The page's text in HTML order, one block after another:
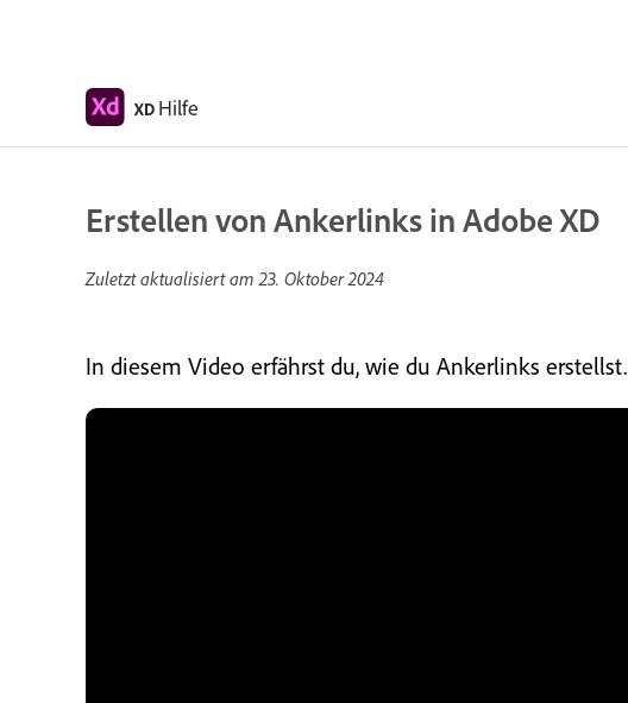
XD Hilfe
Erstellen von Ankerlinks in Adobe XD
Zuletzt aktualisiert am23. Oktober 2024
In diesem Video erfährst du, wie du Ankerlinks erstellst.